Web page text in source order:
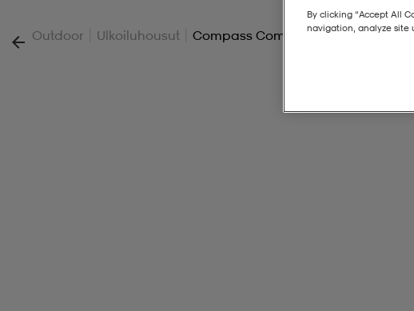
Outdoor Ulkoiluhousut Compass Combi Pant M
By clicking “Accept All
navigation, analyze site